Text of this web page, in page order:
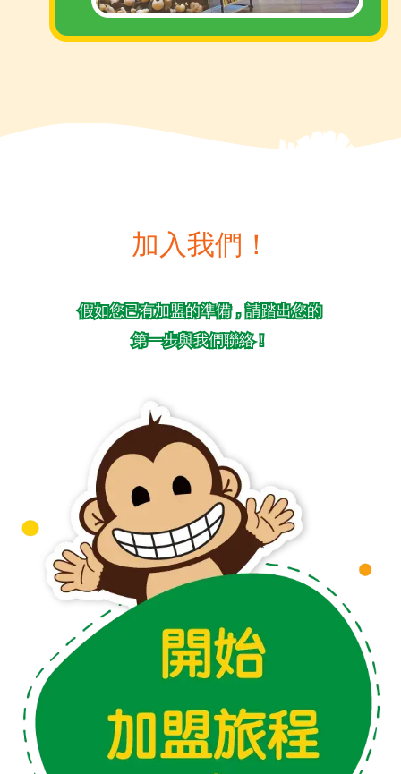
加入我們！
假如您已有加盟的準備，請踏出您的
第一步與我們聯絡！